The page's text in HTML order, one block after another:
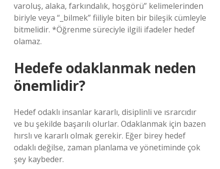
varoluş, alaka, farkındalık, hoşgörü” kelimelerinden
biriyle veya “_bilmek” fiiliyle biten bir bileşik cümleyle
bitmelidir. *Öğrenme süreciyle ilgili ifadeler hedef
olamaz.
Hedefe odaklanmak neden
önemlidir?
Hedef odaklı insanlar kararlı, disiplinli ve ısrarcıdır
ve bu şekilde başarılı olurlar. Odaklanmak için bazen
hırslı ve kararlı olmak gerekir. Eğer birey hedef
odaklı değilse, zaman planlama ve yönetiminde çok
şey kaybeder.